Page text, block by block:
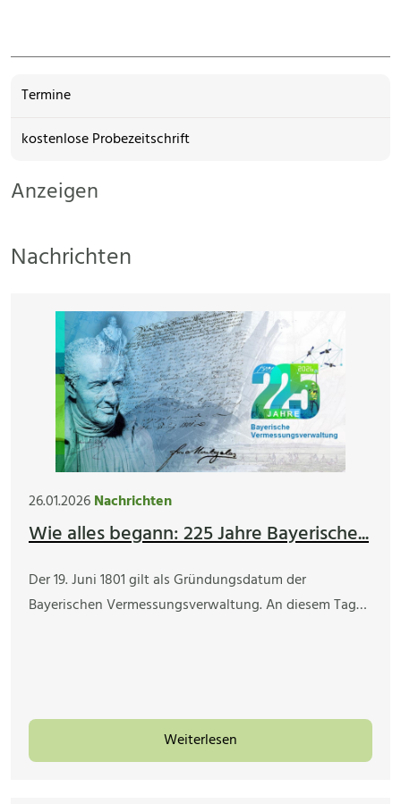
Termine
kostenlose Probezeitschrift
Anzeigen
Nachrichten
26.01.2026Nachrichten
Wie alles begann: 225 Jahre Bayerische...
Der 19. Juni 1801 gilt als Gründungsdatum der
Bayerischen Vermessungsverwaltung. An diesem Tag…
Weiterlesen